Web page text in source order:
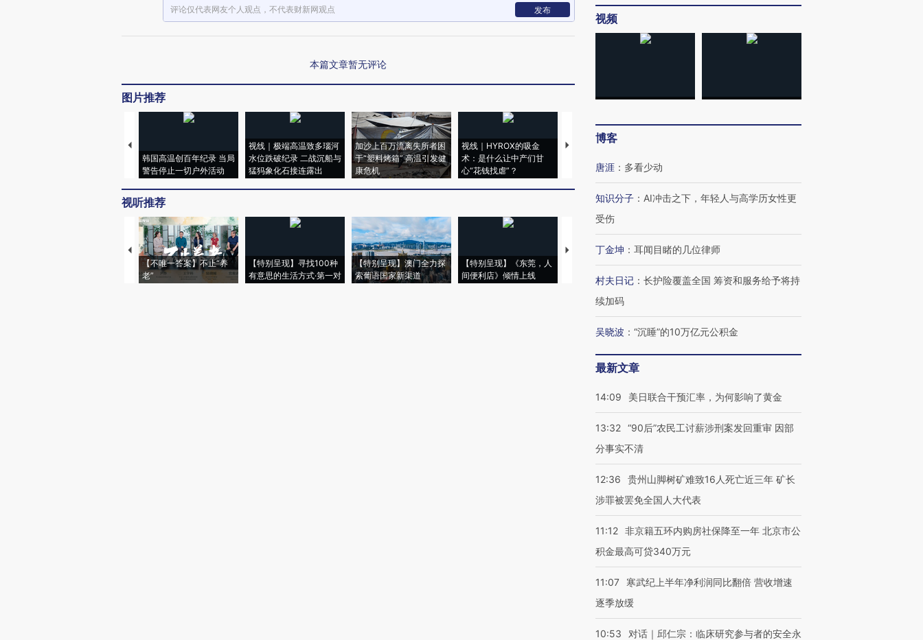
评论仅代表网友个人观点，不代表财新网观点 发布
本篇文章暂无评论
图片推荐
韩国高温创百年纪录 当局
警告停止一切户外活动
视线｜极端高温致多瑙河
水位跌破纪录 二战沉船与
猛犸象化石接连露出
加沙上百万流离失所者困
于“塑料烤箱” 高温引发健
康危机
视线｜HYROX的吸金
术：是什么让中产们甘
心“花钱找虐”？
马航飞行员跨国走私7万
视听推荐
【不唯一答案】不止“养
老”
【特别呈现】寻找100种
有意思的生活方式·第一对
【特别呈现】澳门全力探
索葡语国家新渠道
【特别呈现】《东莞，人
间便利店》倾情上线
【推广】走进第四届链博
会，让数智科技“链”接产
【特别呈现】寻找100种
有意思的生活方式·第三对
CFO：不靠规模取胜，华
住三大增长引擎是什么？
视频
博客
唐涯 ： 多看少动
知识分子 ： AI冲击之下，年轻人与高学历女性更
受伤
丁金坤 ： 耳闻目睹的几位律师
村夫日记 ： 长护险覆盖全国 筹资和服务给予将持
续加码
吴晓波 ： “沉睡”的10万亿元公积金
最新文章
14:09 美日联合干预汇率，为何影响了黄金
13:32 “90后”农民工讨薪涉刑案发回重审 因部
分事实不清
12:36
贵州山脚树矿难致16人死亡近三年 矿长
涉罪被罢免全国人大代表
11:12 非京籍五环内购房社保降至一年 北京市公
积金最高可贷340万元
11:07
寒武纪上半年净利润同比翻倍 营收增速
逐季放缓
10:53
对话｜邱仁宗：临床研究参与者的安全永